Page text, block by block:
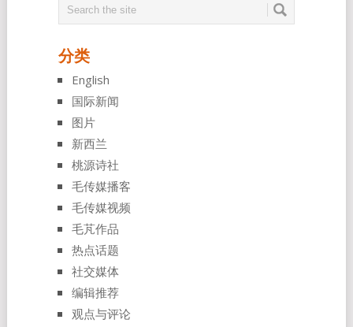
分类
English
国际新闻
图片
新西兰
桃源诗社
毛传媒播客
毛传媒视频
毛芃作品
热点话题
社交媒体
编辑推荐
观点与评论